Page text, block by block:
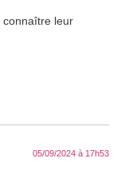
connaître leur
05/09/2024 à 17h53